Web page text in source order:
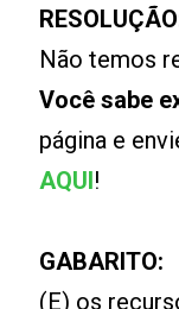
Não temos
Você sabe
página e
AQUI!
GABARITO:
(E) os